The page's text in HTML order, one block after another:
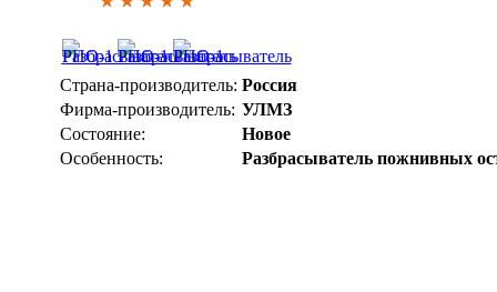
Страна-производитель: Россия
Фирма-производитель: УЛМЗ
Состояние:
Новое
Особенность:
Разбрасыватель пожнивных